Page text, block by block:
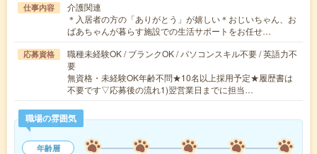
仕事内容
介護関連
＊入居者の方の「ありがとう」が嬉しい＊おじいちゃん、お
ばあちゃんが暮らす施設での生活サポートをお任せ…
応募資格
職種未経験OK / ブランクOK / パソコンスキル不要 / 英語力不
要
無資格・未経験OK年齢不問★10名以上採用予定★履歴書は
不要です▽応募後の流れ1)翌営業日までに担当…
職場の雰囲気
年齢層